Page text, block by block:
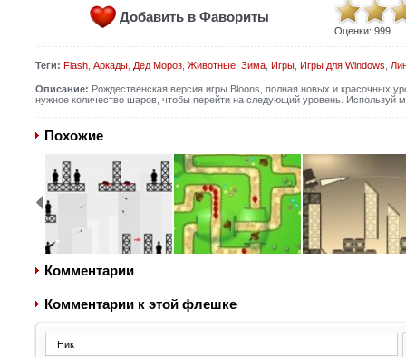
Добавить в Фавориты
Оценки: 999
Теги: Flash, Аркады, Дед Мороз, Животные, Зима, Игры, Игры для Windows
Описание: Рождественская версия игры Bloons, полная новых и красочных
нужное количество шаров, чтобы перейти на следующий уровень. Используй
Похожие
Комментарии
Комментарии к этой флешке